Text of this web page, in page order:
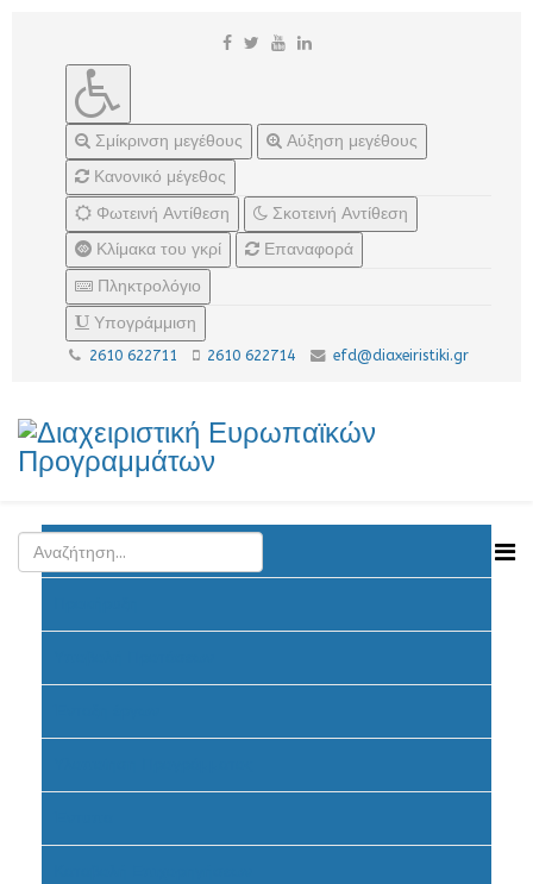
Σμίκρινση μεγέθους
Αύξηση μεγέθους
Κανονικό μέγεθος
Φωτεινή Αντίθεση
Σκοτεινή Αντίθεση
Κλίμακα του γκρί
Επαναφορά
Πληκτρολόγιο
Υπογράμμιση
2610 622711 2610 622714 efd@diaxeiristiki.gr
Ανακοινώσεις